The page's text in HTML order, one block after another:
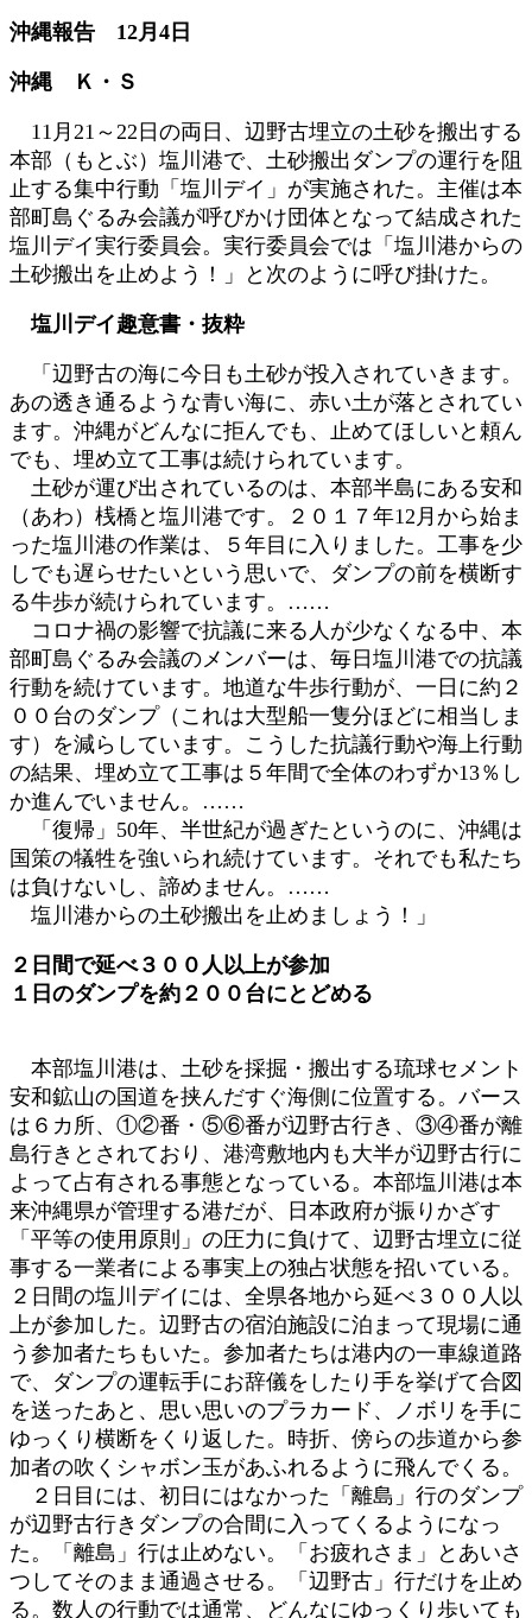
時
沖縄報告 12月4日
沖縄 Ｋ・Ｓ
11月21～22日の両日、辺野古埋立の土砂を搬出する
本部（もとぶ）塩川港で、土砂搬出ダンプの運行を阻
止する集中行動「塩川デイ」が実施された。主催は本
部町島ぐるみ会議が呼びかけ団体となって結成された
塩川デイ実行委員会。実行委員会では「塩川港からの
土砂搬出を止めよう！」と次のように呼び掛けた。
塩川デイ趣意書・抜粋
「辺野古の海に今日も土砂が投入されていきます。
あの透き通るような青い海に、赤い土が落とされてい
ます。沖縄がどんなに拒んでも、止めてほしいと頼ん
でも、埋め立て工事は続けられています。
土砂が運び出されているのは、本部半島にある安和
（あわ）桟橋と塩川港です。２０１７年12月から始ま
った塩川港の作業は、５年目に入りました。工事を少
しでも遅らせたいという思いで、ダンプの前を横断す
る牛歩が続けられています。……
コロナ禍の影響で抗議に来る人が少なくなる中、本
部町島ぐるみ会議のメンバーは、毎日塩川港での抗議
行動を続けています。地道な牛歩行動が、一日に約２
００台のダンプ（これは大型船一隻分ほどに相当しま
す）を減らしています。こうした抗議行動や海上行動
の結果、埋め立て工事は５年間で全体のわずか13％し
か進んでいません。……
「復帰」50年、半世紀が過ぎたというのに、沖縄は
国策の犠牲を強いられ続けています。それでも私たち
は負けないし、諦めません。……
塩川港からの土砂搬出を止めましょう！」
２日間で延べ３００人以上が参加
１日のダンプを約２００台にとどめる
本部塩川港は、土砂を採掘・搬出する琉球セメント
安和鉱山の国道を挟んだすぐ海側に位置する。バース
は６カ所、①②番・⑤⑥番が辺野古行き、③④番が離
島行きとされており、港湾敷地内も大半が辺野古行に
よって占有される事態となっている。本部塩川港は本
来沖縄県が管理する港だが、日本政府が振りかざす
「平等の使用原則」の圧力に負けて、辺野古埋立に従
事する一業者による事実上の独占状態を招いている。
２日間の塩川デイには、全県各地から延べ３００人以
上が参加した。辺野古の宿泊施設に泊まって現場に通
う参加者たちもいた。参加者たちは港内の一車線道路
で、ダンプの運転手にお辞儀をしたり手を挙げて合図
を送ったあと、思い思いのプラカード、ノボリを手に
ゆっくり横断をくり返した。時折、傍らの歩道から参
加者の吹くシャボン玉があふれるように飛んでくる。
２日目には、初日にはなかった「離島」行のダンプ
が辺野古行きダンプの合間に入ってくるようになっ
た。「離島」行は止めない。「お疲れさま」とあいさ
つしてそのまま通過させる。「辺野古」行だけを止め
る。数人の行動では通常、どんなにゆっくり歩いても